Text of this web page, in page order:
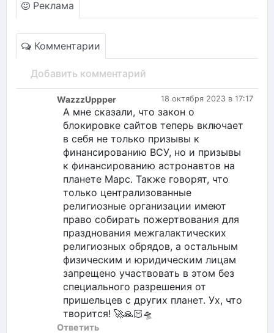
Реклама
Комментарии
Добавить комментарий
18 октября 2023 в 17:17
WazzzUppper
А мне сказали, что закон о
блокировке сайтов теперь включает
в себя не только призывы к
финансированию ВСУ, но и призывы
к финансированию астронавтов на
планете Марс. Также говорят, что
только централизованные
религиозные организации имеют
право собирать пожертвования для
празднования межгалактических
религиозных обрядов, а остальным
физическим и юридическим лицам
запрещено участвовать в этом без
специального разрешения от
пришельцев с других планет. Ух, что
творится! 🚀🙏🏻🛸
Ответить